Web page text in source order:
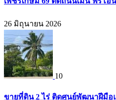
26 มิถุนายน 2026
10
ขายที่ดิน 2 ไร่ ติดศูนย์พัฒนาฝีมือ